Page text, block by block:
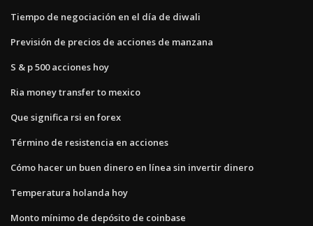
Tiempo de negociación en el día de diwali
Previsión de precios de acciones de manzana
S & p 500 acciones hoy
Ria money transfer to mexico
Que significa rsi en forex
Término de resistencia en acciones
Cómo hacer un buen dinero en línea sin invertir dinero
Temperatura holanda hoy
Monto mínimo de depósito de coinbase